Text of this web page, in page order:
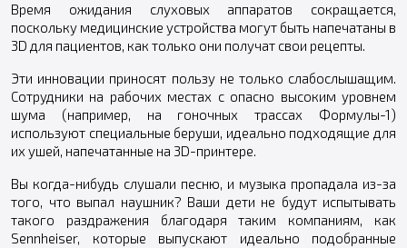
Время ожидания слуховых аппаратов сокращается,
поскольку медицинские устройства могут быть напечатаны в
3D для пациентов, как только они получат свои рецепты.
Эти инновации приносят пользу не только слабослышащим.
Сотрудники на рабочих местах с опасно высоким уровнем
шума (например, на гоночных трассах Формулы-1)
используют специальные беруши, идеально подходящие для
их ушей, напечатанные на 3D-принтере.
Вы когда-нибудь слушали песню, и музыка пропадала из-за
того, что выпал наушник? Ваши дети не будут испытывать
такого раздражения благодаря таким компаниям, как
Sennheiser, которые выпускают идеально подобранные